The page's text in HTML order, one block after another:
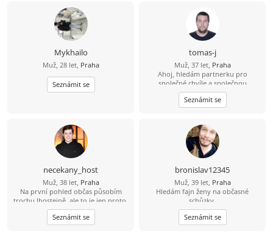
Mykhailo
Muž, 28 let, Praha
Seznámit se
tomas-j
Muž, 37 let, Praha
Ahoj, hledám partnerku pro
společné chvíle a společnou
budoucnost. Rád bych se s někým
seznámil. Věřím, že skutečné
partnerství mezi 2 lidmi existuje. S
Seznámit se
necekany_host
Muž, 38 let, Praha
Na první pohled občas působím
trochu lhostejně, ale to je jen proto,
že svět raději tiše vnímám, než abych
měl potřebu ho neustále
komentovat. Pokud se se mnou
Seznámit se
bronislav12345
Muž, 39 let, Praha
Hledám fajn ženy na občasné
schůzky.
Seznámit se